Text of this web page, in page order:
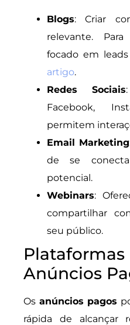
Blogs: Criar
relevante.
focado em
artigo.
Redes Sociais
Facebook,
permitem
Email Marketing
de se
potencial.
Webinars:
compartilhar
seu público.
Anúncios
Os anúncios pagos
rápida de alcançar